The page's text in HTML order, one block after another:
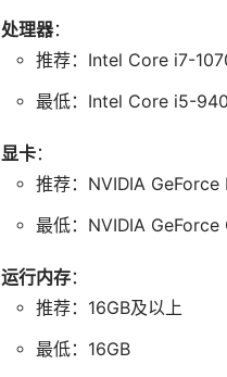
处理器：
推荐：Intel Core i7-
最低：Intel Core i5-
显卡：
推荐：NVIDIA
最低：NVIDIA GeForce
运行内存：
推荐：16GB及以上
最低：16GB